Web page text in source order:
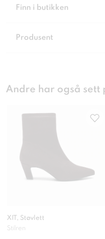
Finn i butikken
Produsent
Andre har også sett
XIT, Støvlett
Stilren